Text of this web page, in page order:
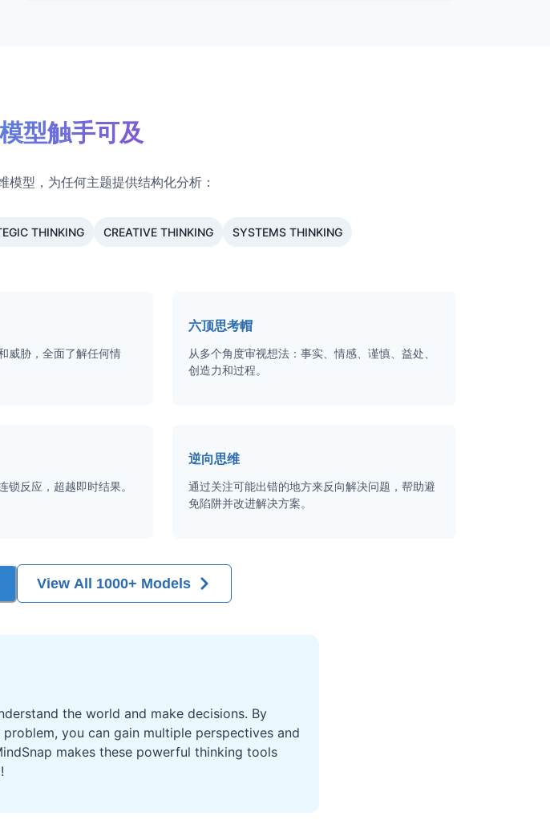
型触手可及
型，为任何主题提供结构化分析：
THINKING CREATIVE THINKING SYSTEMS THINKING
威胁，全面了解任何情
六顶思考帽
从多个角度审视想法：事实、情感、谨慎、益处、
创造力和过程。
锁反应，超越即时结果。
逆向思维
通过关注可能出错的地方来反向解决问题，帮助避
免陷阱并改进解决方案。
View All 1000+ Models
the world and make decisions. By
you can gain multiple perspectives and
makes these powerful thinking tools